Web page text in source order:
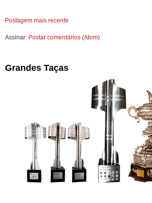
Postagem mais recente
Assinar: Postar comentários (Atom)
Grandes Taças